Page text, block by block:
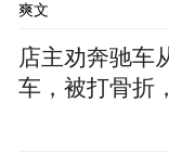
国家宣传活动
谭庆红表示，
区建设的新
爽文
店主劝奔驰车
车，被打骨折